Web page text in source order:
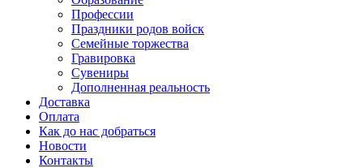
Профессии
Праздники родов войск
Семейные торжества
Гравировка
Сувениры
Дополненная реальность
Доставка
Оплата
Как до нас добраться
Новости
Контакты